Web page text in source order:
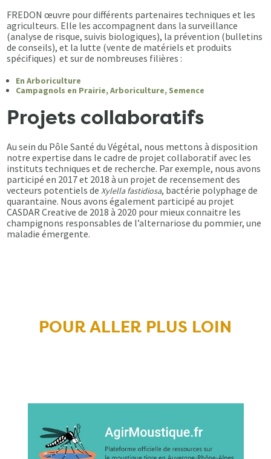
FREDON œuvre pour différents partenaires techniques et les
agriculteurs. Elle les accompagnent dans la surveillance
(analyse de risque, suivis biologiques), la prévention (bulletins
de conseils), et la lutte (vente de matériels et produits
spécifiques) et sur de nombreuses filières :
En Arboriculture
Campagnols en Prairie, Arboriculture, Semence
Projets collaboratifs
Au sein du Pôle Santé du Végétal, nous mettons à disposition
notre expertise dans le cadre de projet collaboratif avec les
instituts techniques et de recherche. Par exemple, nous avons
participé en 2017 et 2018 à un projet de recensement des
vecteurs potentiels deXylella fastidiosa, bactérie polyphage de
quarantaine. Nous avons également participé au projet
CASDAR Creative de 2018 à 2020 pour mieux connaitre les
champignons responsables de l’alternariose du pommier, une
maladie émergente.
POUR ALLER PLUS LOIN